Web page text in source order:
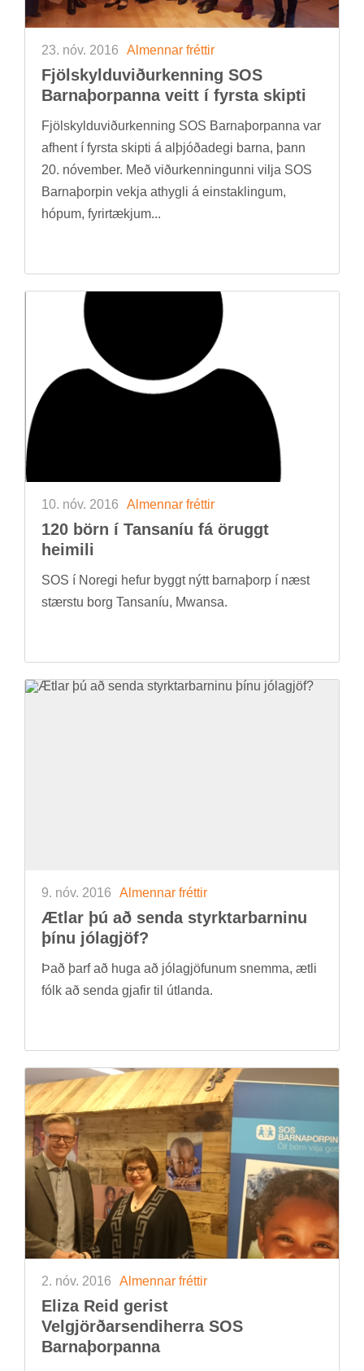
23. nóv. 2016 Al­menn­ar frétt­ir
Fjöl­skyldu­við­ur­kenn­ing SOS
Barna­þorp­anna veitt í fyrsta skipti
Fjöl­skyldu­við­ur­kenn­ing SOS Barna­þorp­anna var
af­hent í fyrsta skipti á al­þjóða­degi barna, þann
20. nóv­em­ber. Með við­ur­kenn­ing­unni vilja SOS
Barna­þorp­in vekja at­hygli á ein­stak­ling­um,
hóp­um, fyr­ir­tækj­um...
10. nóv. 2016 Al­menn­ar frétt­ir
120 börn í Tans­an­íu fá ör­uggt
heim­ili
SOS í Nor­egi hef­ur byggt nýtt barna­þorp í næst
stærstu borg Tans­an­íu, Mw­ansa.
9. nóv. 2016 Al­menn­ar frétt­ir
Ætl­ar þú að senda styrkt­ar­barn­inu
þínu jóla­gjöf?
Það þarf að huga að jóla­gjöf­un­um snemma, ætli
fólk að senda gjaf­ir til út­landa.
2. nóv. 2016 Al­menn­ar frétt­ir
El­iza Reid ger­ist
Vel­gjörð­ar­sendi­herra SOS
Barna­þorp­anna